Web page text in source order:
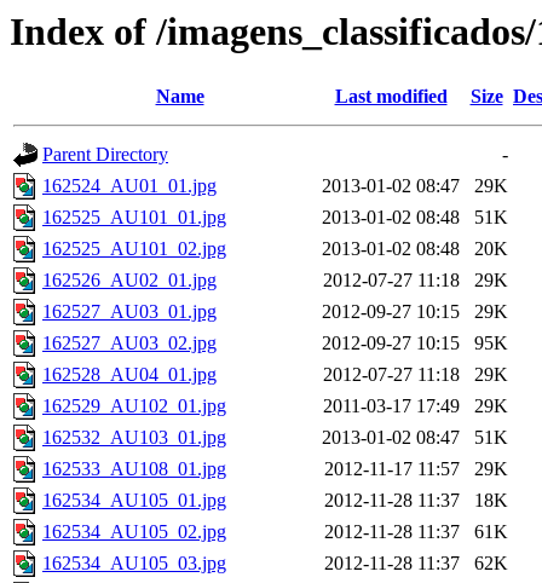
Index of /
Name Last modified Size
Parent Directory
-
162524_AU01_01.jpg
2013-01-02 08:47
29K
162525_AU101_01.jpg
2013-01-02 08:48
51K
162525_AU101_02.jpg
2013-01-02 08:48
20K
162526_AU02_01.jpg
2012-07-27 11:18
29K
162527_AU03_01.jpg
2012-09-27 10:15
29K
162527_AU03_02.jpg
2012-09-27 10:15
95K
162528_AU04_01.jpg
2012-07-27 11:18
29K
162529_AU102_01.jpg
2011-03-17 17:49
29K
162532_AU103_01.jpg
2013-01-02 08:47
51K
162533_AU108_01.jpg
2012-11-17 11:57
29K
162534_AU105_01.jpg
2012-11-28 11:37
18K
162534_AU105_02.jpg
2012-11-28 11:37
61K
162534_AU105_03.jpg
2012-11-28 11:37
62K